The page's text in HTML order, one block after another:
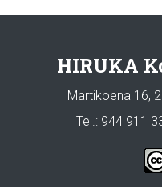
HIRUKA
Martikoena 16,
Tel.: 944 911